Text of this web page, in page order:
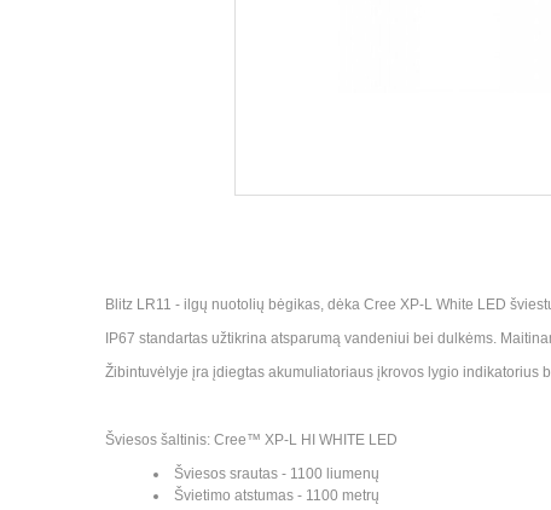
Blitz LR11 - ilgų nuotolių bėgikas, dėka Cree XP-L White LED
IP67 standartas užtikrina atsparumą vandeniui bei dulkėms.
Žibintuvėlyje įra įdiegtas akumuliatoriaus įkrovos lygio indikatorius
Šviesos šaltinis: Cree™ XP-L HI WHITE LED
Šviesos srautas - 1100 liumenų
Švietimo atstumas - 1100 metrų